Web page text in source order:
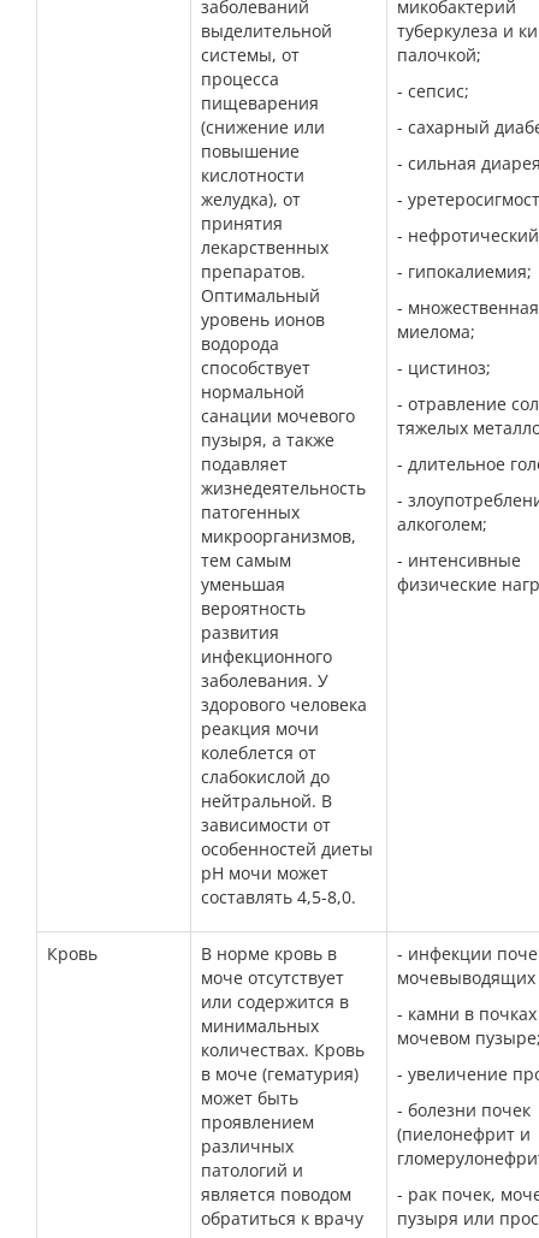
заболеваний
выделительной
системы, от
процесса
пищеварения
(снижение или
повышение
кислотности
желудка), от
принятия
лекарственных
препаратов.
Оптимальный
уровень ионов
водорода
способствует
нормальной
санации мочевого
пузыря, а также
подавляет
жизнедеятельность
патогенных
микроорганизмов,
тем самым
уменьшая
вероятность
развития
инфекционного
заболевания. У
здорового человека
реакция мочи
колеблется от
слабокислой до
нейтральной. В
зависимости от
особенностей диеты
рН мочи может
составлять 4,5-8,0.
микобактерий
туберкулеза и
палочкой;
- сепсис;
- сахарный
- сильная
-
-
- гипокалиемия;
- множественная
миелома;
- цистиноз;
- отравление
тяжелых
- длительное
-
алкоголем;
- интенсивные
физические
Кровь
В норме кровь в
моче отсутствует
или содержится в
минимальных
количествах. Кровь
в моче (гематурия)
может быть
проявлением
различных
патологий и
является поводом
обратиться к врачу
- инфекции
мочевыводящих
- камни в
мочевом
- увеличение
- болезни почек
(пиелонефрит и
- рак почек,
пузыря или